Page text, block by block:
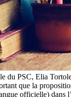
du PSC, Elia
que la
officielle) dans